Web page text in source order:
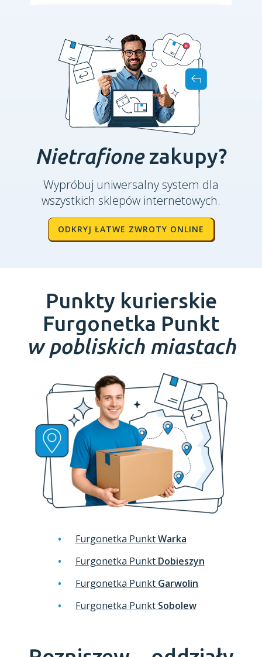
Nietrafionezakupy?
Wypróbuj uniwersalny system dla
wszystkich sklepów internetowych.
ODKRYJ ŁATWE ZWROTY ONLINE
Punkty kurierskie
Furgonetka Punkt
w pobliskich miastach
Furgonetka PunktWarka
Furgonetka Punkt Dobieszyn
Furgonetka Punkt Garwolin
Furgonetka Punkt Sobolew